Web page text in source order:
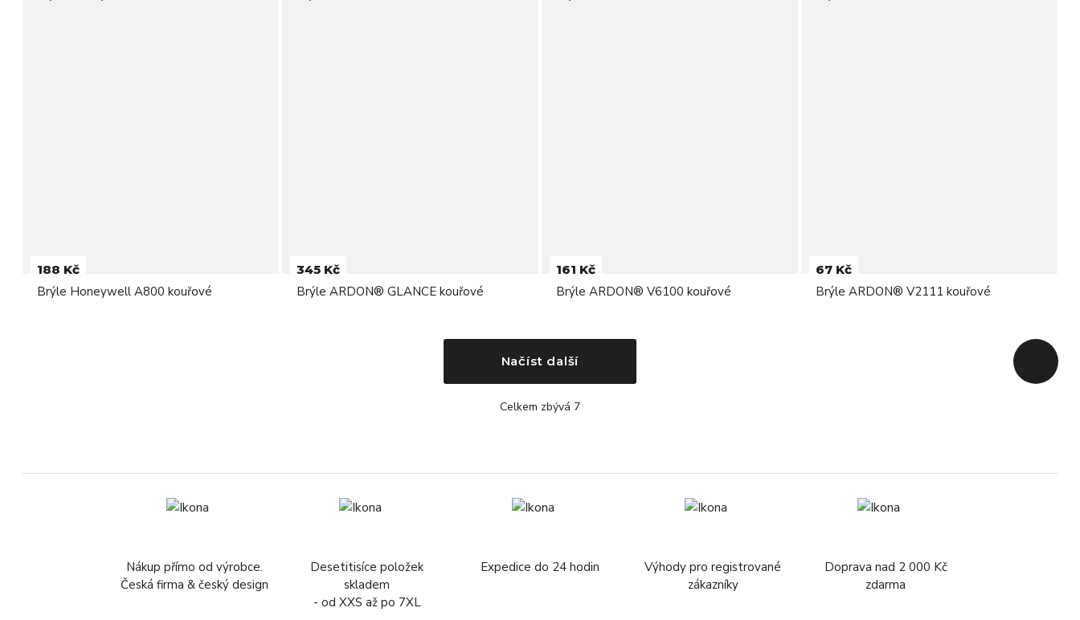
188 Kč
Brýle Honeywell A800 kouřové
345 Kč
Brýle ARDON® GLANCE kouřové
161 Kč
Brýle ARDON® V6100 kouřové
67 Kč
Brýle ARDON® V2111 kouřové
Načíst další
Celkem zbývá 7
Zpět na
Nákup přímo od výrobce.
Česká firma & český design
Desetitisíce položek
skladem
- od XXS až po 7XL
Expedice do 24 hodin
Výhody pro registrované
zákazníky
Doprava nad 2 000 Kč
zdarma